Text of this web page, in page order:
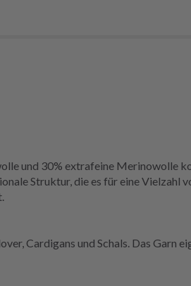
und 30% extrafeine Merinowolle
Struktur, die es für eine Vielzahl
Cardigans und Schals. Das Garn